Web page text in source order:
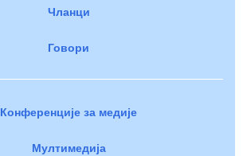
Чланци
Говори
Конференције за медије
Мултимедија